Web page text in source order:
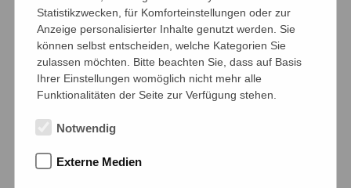
Statistikzwecken, für Komforteinstellungen oder zur
Anzeige personalisierter Inhalte genutzt werden. Sie
können selbst entscheiden, welche Kategorien Sie
zulassen möchten. Bitte beachten Sie, dass auf Basis
Ihrer Einstellungen womöglich nicht mehr alle
Funktionalitäten der Seite zur Verfügung stehen.
Notwendig
Externe Medien